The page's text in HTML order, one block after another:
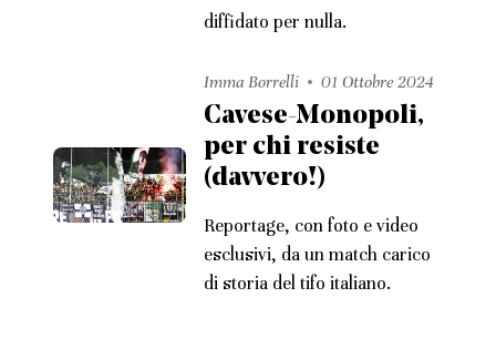
diffidato per nulla.
Imma Borrelli 01 Ottobre 2024
Cavese-Monopoli,
per chi resiste
(davvero!)
Reportage, con foto e video
esclusivi, da un match carico
di storia del tifo italiano.